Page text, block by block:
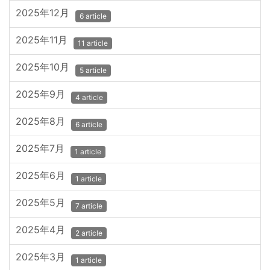
2025年12月 6 article
2025年11月 11 article
2025年10月 5 article
2025年9月 4 article
2025年8月 6 article
2025年7月 1 article
2025年6月 1 article
2025年5月 7 article
2025年4月 2 article
2025年3月 1 article